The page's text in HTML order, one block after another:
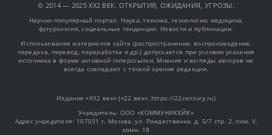
© 2014 — 2025 XX2 ВЕК. ОТКРЫТИЯ, ОЖИДАНИЯ, УГРОЗЫ.
Научно-популярный портал. Наука, техника, технологии, медицина,
футурология, социальные тенденции. Новости и публикации.
Использование материалов сайта (распространение, воспроизведение,
передача, перевод, переработка и др.) допускается при условии указания
источника в форме активной гиперссылки. Мнения и взгляды авторов не
всегда совпадают с точкой зрения редакции.
Издание «XX2 век» («22 век», https://22century.ru)
Учредитель: OOO «КОММУНИКЕЙК»
Адрес учредителя: 107031 г. Москва, ул. Рождественка, д. 5/7 стр. 2, пом. V,
комн. 18